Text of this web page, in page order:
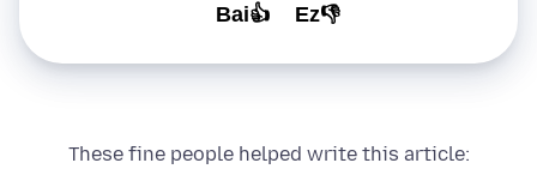
Bai👍 Ez👎
These fine people helped write this article: